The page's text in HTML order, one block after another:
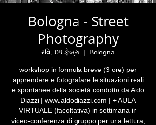
Bologna - Street
Photography
રવિ, 08 ફેબ્રુ
  |
Bologna
workshop in formula breve (3 ore) per
apprendere e fotografare le situazioni reali
e spontanee della società condotto da Aldo
Diazzi | www.aldodiazzi.com | + AULA
VIRTUALE (facoltativa) in settimana in
video-conferenza di gruppo per una lettura,